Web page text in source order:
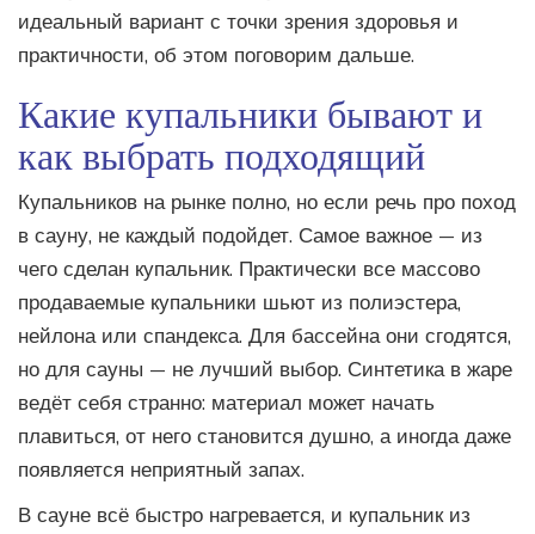
идеальный вариант с точки зрения здоровья и
практичности, об этом поговорим дальше.
Какие купальники бывают и
как выбрать подходящий
Купальников на рынке полно, но если речь про поход
в сауну, не каждый подойдет. Самое важное — из
чего сделан купальник. Практически все массово
продаваемые купальники шьют из полиэстера,
нейлона или спандекса. Для бассейна они сгодятся,
но для сауны — не лучший выбор. Синтетика в жаре
ведёт себя странно: материал может начать
плавиться, от него становится душно, а иногда даже
появляется неприятный запах.
В сауне всё быстро нагревается, и купальник из